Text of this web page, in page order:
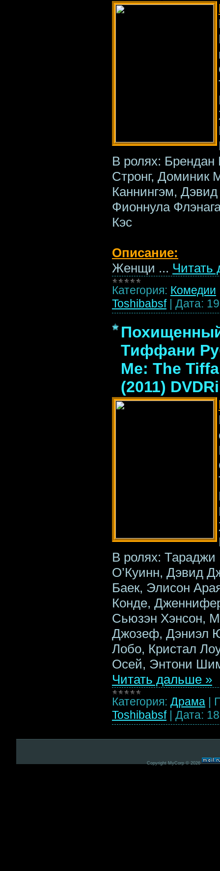
В ролях:
Стронг, Доминик
Каннингэм,
Фионнула
Кэс
Описание:
Женщи ... Читать
Категория: Комедии
Toshibabsf | Дата:
Тиффани
Me: The
(2011)
В ролях:
О’Куинн, Дэвид
Баек, Элисон
Конде,
Сьюзэн Хэнсон,
Джозеф, Дэниэл
Лобо, Кристал
Осей, Энтони
Читать дальше »
Категория: Драма |
Toshibabsf | Дата:
Copyright MyCorp © 2026